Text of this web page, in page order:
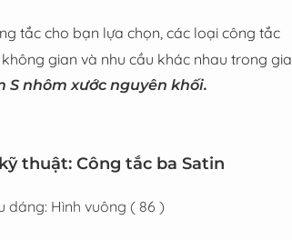
tắc cho bạn lựa chọn, các loại công tắc
gian và nhu cầu khác nhau trong gia
S nhôm xước nguyên khối.
thuật: Công tắc ba Satin
dáng: Hình vuông ( 86 )